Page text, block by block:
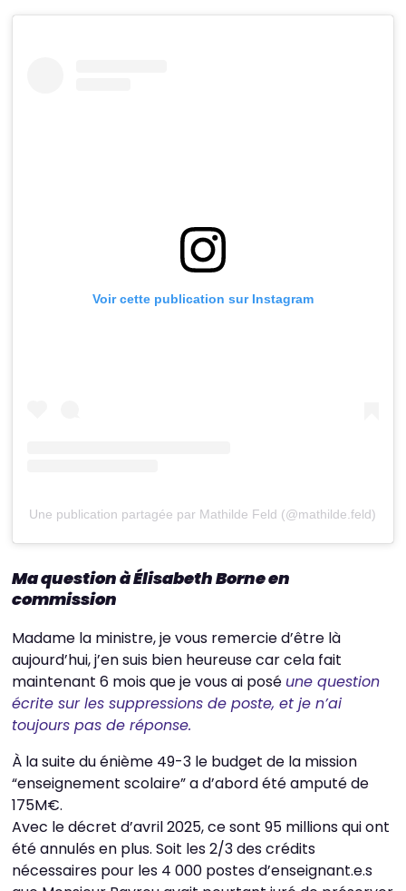
Voir cette publication sur Instagram
Une publication partagée par Mathilde Feld (@mathilde.feld)
Ma question à Élisabeth Borne en
commission
Madame la ministre, je vous remercie d’être là
aujourd’hui, j’en suis bien heureuse car cela fait
maintenant 6 mois que je vous ai posé une question
écrite sur les suppressions de poste, et je n’ai
toujours pas de réponse.
À la suite du énième 49-3 le budget de la mission
“enseignement scolaire” a d’abord été amputé de
175M€.
Avec le décret d’avril 2025, ce sont 95 millions qui ont
été annulés en plus. Soit les 2/3 des crédits
nécessaires pour les 4 000 postes d’enseignant.e.s